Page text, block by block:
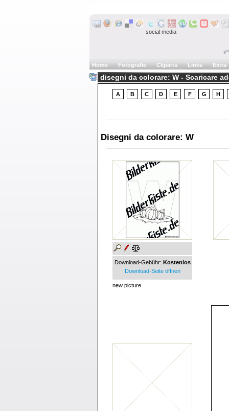
social media
Home Fotografie Cliparts Links Extra
disegni da colorare: W - Scaricare
A B C D E F G H
Disegni da colorare: W
Download-Gebühr: Kostenlos
Download-Seite öffnen
new picture